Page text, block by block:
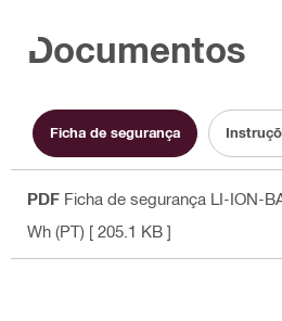
Documentos
Ficha de segurança
PDF Ficha de segurança LI-ION-
Wh (PT) [ 205.1 KB ]